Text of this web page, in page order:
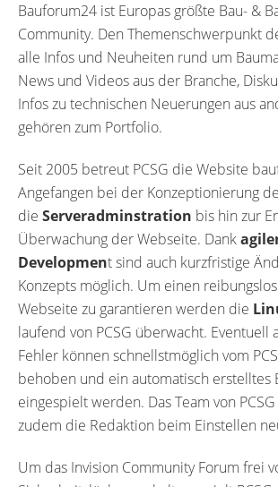
Bauforum24 ist Europas größte Bau- &
Community. Den Themenschwerpunkt
alle Infos und Neuheiten rund um
News und Videos aus der Branche,
Infos zu technischen Neuerungen aus
gehören zum Portfolio.
Seit 2005 betreut PCSG die Website
Angefangen bei der Konzeptionierung
die Serveradminstration bis hin zur
Überwachung der Webseite. Dank
Development sind auch kurzfristige
Konzepts möglich. Um einen
Webseite zu garantieren werden die
laufend von PCSG überwacht. Eventuell
Fehler können schnellstmöglich vom
behoben und ein automatisch erstelltes
eingespielt werden. Das Team von
zudem die Redaktion beim Einstellen
Um das Invision Community Forum frei